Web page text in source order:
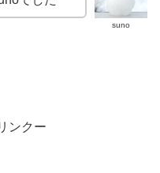
suno
ンクー